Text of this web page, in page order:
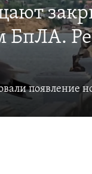
БпЛА.
появление